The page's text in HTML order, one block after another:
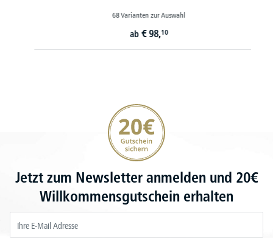
68 Varianten zur Auswahl
€ 98, 10
20€ Gutschein sichern
Jetzt zum Newsletter anmelden und 20€
Willkommensgutschein erhalten